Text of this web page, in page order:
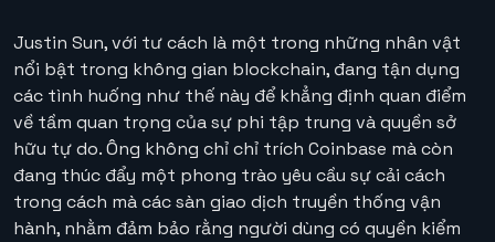
Justin Sun, với tư cách là một trong những nhân vật
nổi bật trong không gian blockchain, đang tận dụng
các tình huống như thế này để khẳng định quan điểm
về tầm quan trọng của sự phi tập trung và quyền sở
hữu tự do. Ông không chỉ chỉ trích Coinbase mà còn
đang thúc đẩy một phong trào yêu cầu sự cải cách
trong cách mà các sàn giao dịch truyền thống vận
hành, nhằm đảm bảo rằng người dùng có quyền kiểm